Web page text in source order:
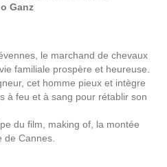
Ganz
le marchand de chevaux
familiale prospère et heureuse.
cet homme pieux et intègre
à feu et à sang pour rétablir son
du film, making of, la montée
Cannes.